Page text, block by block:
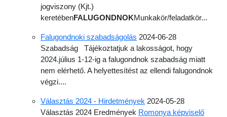
jogviszony (Kjt.)
keretébenFALUGONDNOKMunkakör/feladatkör...
Falugondnoki szabadságolás 2024-06-28
Szabadság Tájékoztatjuk a lakosságot, hogy
2024.július 1-12-ig a falugondnok szabadság miatt
nem elérhető. A helyettesítést az ellendi falugondnok
végzi....
Választás 2024 - Hirdetmények 2024-05-28
Választás 2024 Eredmények Romonya képviselő